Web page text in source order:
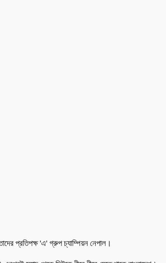
প্রতিপক্ষ 'এ' গ্রুপ চ্যাম্পিয়ন নেপাল।